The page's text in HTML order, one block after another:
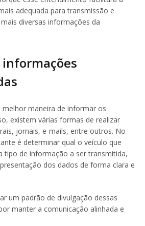
adequada para transmissão e
diversas informações da
informações
melhor maneira de informar os
existem várias formas de realizar
jornais, e-mails, entre outros. No
é determinar qual o veículo que
tipo de informação a ser transmitida,
dos dados de forma clara e
um padrão de divulgação dessas
manter a comunicação alinhada e